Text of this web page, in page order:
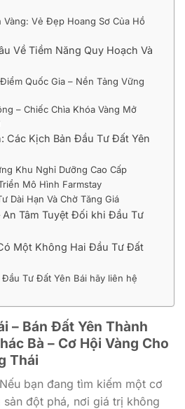
Vàng: Vẻ Đẹp Hoang Sơ Của Hồ
Về Tiềm Năng Quy Hoạch Và
Quốc Gia – Nền Tảng Vững
– Chiếc Chìa Khóa Vàng Mở
Các Kịch Bản Đầu Tư Đất Yên
Khu Nghỉ Dưỡng Cao Cấp
Mô Hình Farmstay
Dài Hạn Và Chờ Tăng Giá
An Tâm Tuyệt Đối khi Đầu Tư
Một Không Hai Đầu Tư Đất
Tư Đất Yên Bái hãy liên hệ
– Bán Đất Yên Thành
Bà – Cơ Hội Vàng Cho
Thái
bạn đang tìm kiếm một cơ
đột phá, nơi giá trị không